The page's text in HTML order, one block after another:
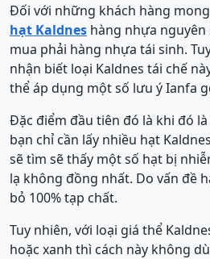
Đối với những khách hàng
hạt Kaldnes hàng nhựa
mua phải hàng nhựa tái sinh.
nhận biết loại Kaldnes tái chế
thể áp dụng một số lưu ý Ianfa
Đặc điểm đầu tiên đó là khi đó
bạn chỉ cần lấy nhiều hạt
sẽ tìm sẽ thấy một số hạt bị
lạ không đồng nhất. Do vấn đề
bỏ 100% tạp chất.
Tuy nhiên, với loại giá thể
hoặc xanh thì cách này không